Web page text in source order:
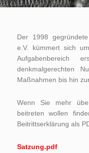
Der 1998
e.V. kümmert sich
denkmalgerechten
Maßnahmen bis hin
Wenn Sie mehr
beitreten wollen
Beitrittserklärung als
Satzung.pdf